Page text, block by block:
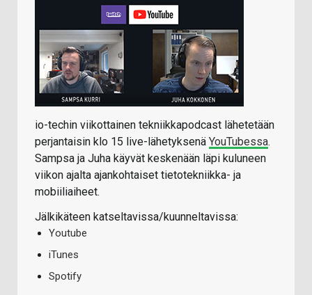
io-techin viikottainen tekniikkapodcast lähetetään
perjantaisin klo 15 live-lähetyksenä YouTubessa.
Sampsa ja Juha käyvät keskenään läpi kuluneen
viikon ajalta ajankohtaiset tietotekniikka- ja
mobiiliaiheet.
Jälkikäteen katseltavissa/kuunneltavissa:
Youtube
iTunes
Spotify